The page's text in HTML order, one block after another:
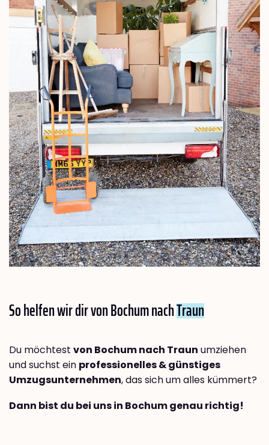
So helfen wir dir von Bochum nachTraun
Du möchtest von Bochum nach Traun umziehen
und suchst ein professionelles & günstiges
Umzugsunternehmen, das sich um alles kümmert?
Dann bist du bei uns in Bochum genau richtig!